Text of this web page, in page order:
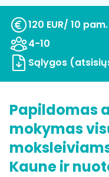
120 EUR/ 10 pam.
4-10
Sąlygos
Papildomas
mokymas
Kaune ir